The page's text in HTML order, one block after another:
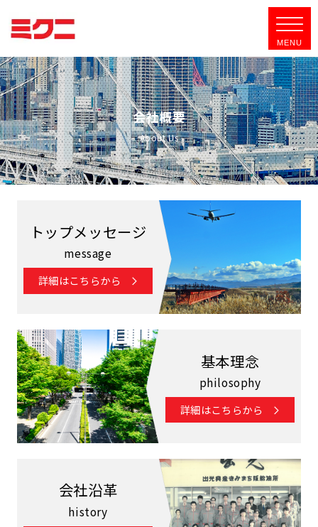
会社概要
About Us
トップメッセージ
message
詳細はこちらから
基本理念
philosophy
詳細はこちらから
会社沿革
history